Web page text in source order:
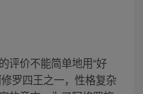
评价不能简单地用“好
修罗四王之一，性格复杂